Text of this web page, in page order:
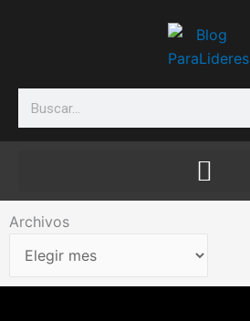
Search
Archivos
Archivos